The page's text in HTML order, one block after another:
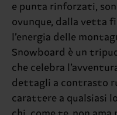
e punta rinforzati,
ovunque, dalla vetta
l’energia delle
Snowboard è un
che celebra
dettagli a contrasto
carattere a qualsiasi